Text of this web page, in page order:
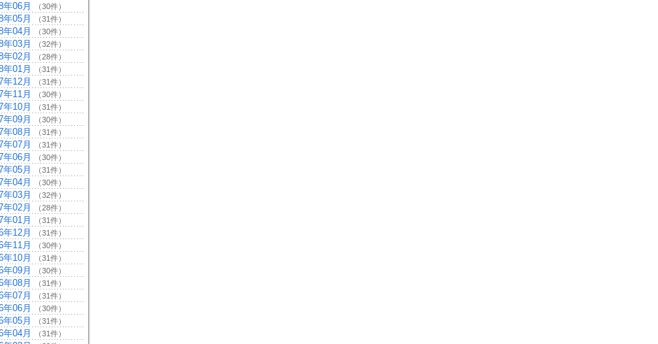
年06月 （30件）
年05月 （31件）
年04月 （30件）
年03月 （32件）
年02月 （28件）
年01月 （31件）
年12月 （31件）
年11月 （30件）
年10月 （31件）
年09月 （30件）
年08月 （31件）
年07月 （31件）
年06月 （30件）
年05月 （31件）
年04月 （30件）
年03月 （32件）
年02月 （28件）
年01月 （31件）
年12月 （31件）
年11月 （30件）
年10月 （31件）
年09月 （30件）
年08月 （31件）
年07月 （31件）
年06月 （30件）
年05月 （31件）
年04月 （31件）